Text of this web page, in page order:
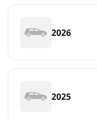
2026
2025